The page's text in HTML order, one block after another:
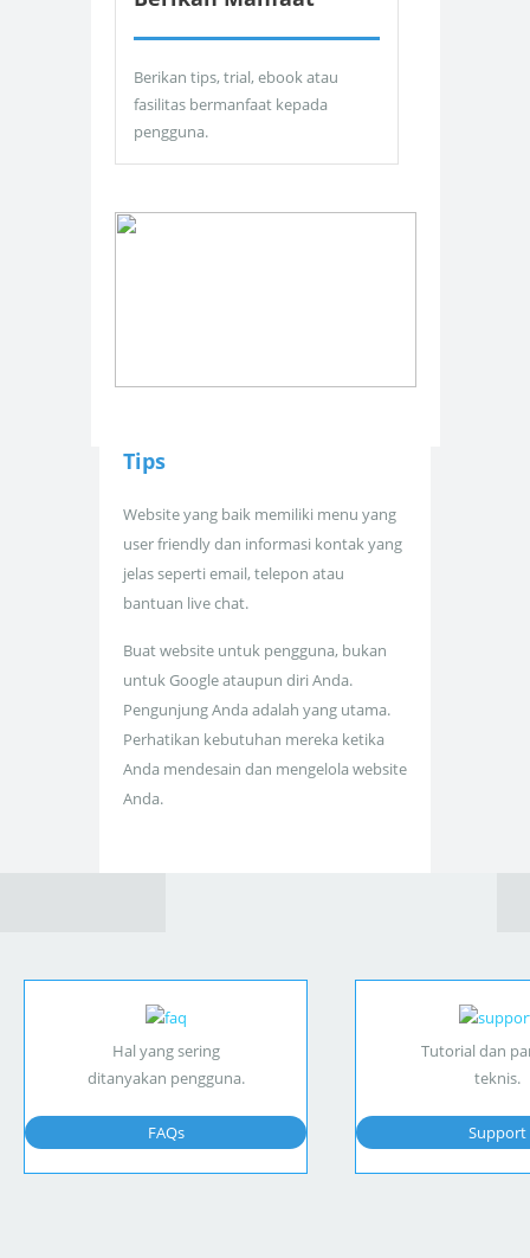
Berikan tips, trial, ebook atau
fasilitas bermanfaat kepada
pengguna.
Tips
Website yang baik memiliki menu yang
user friendly dan informasi kontak yang
jelas seperti email, telepon atau
bantuan live chat.
Buat website untuk pengguna, bukan
untuk Google ataupun diri Anda.
Pengunjung Anda adalah yang utama.
Perhatikan kebutuhan mereka ketika
Anda mendesain dan mengelola website
Anda.
Hal yang sering
ditanyakan pengguna.
FAQs
Tutorial dan
teknis.
Support